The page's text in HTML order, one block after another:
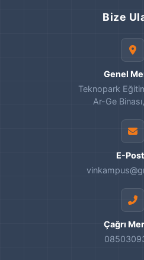
Bize
Genel
Teknopark
Ar-Ge
E-
Çağrı